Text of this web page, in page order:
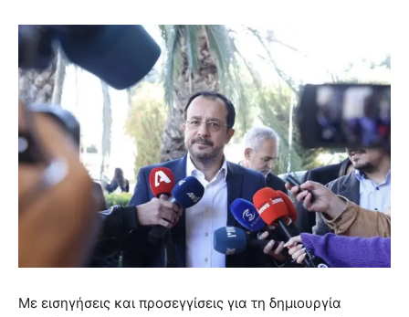
Με εισηγήσεις και προσεγγίσεις για τη δημιουργία